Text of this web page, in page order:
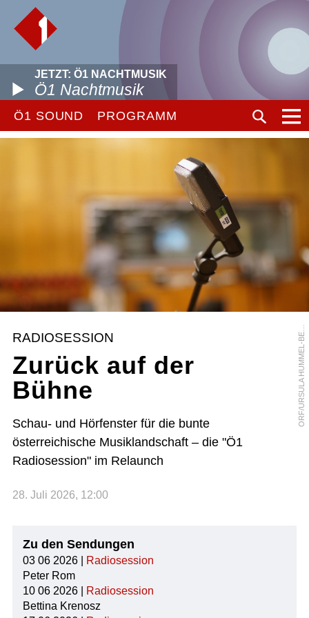
JETZT: Ö1 NACHTMUSIK
Ö1 Nachtmusik
Ö1 SOUND PROGRAMM
O
R
F
/
U
R
S
U
L
A
H
U
M
M
E
L
-
B
E
R
G
E
R
RADIOSESSION
Zurück auf der
Bühne
Schau- und Hörfenster für die bunte
österreichische Musiklandschaft – die "Ö1
Radiosession" im Relaunch
28. Juli 2026, 12:00
Zu den Sendungen
03 06 2026 |
Radiosession
Peter Rom
10 06 2026 |
Radiosession
Bettina Krenosz